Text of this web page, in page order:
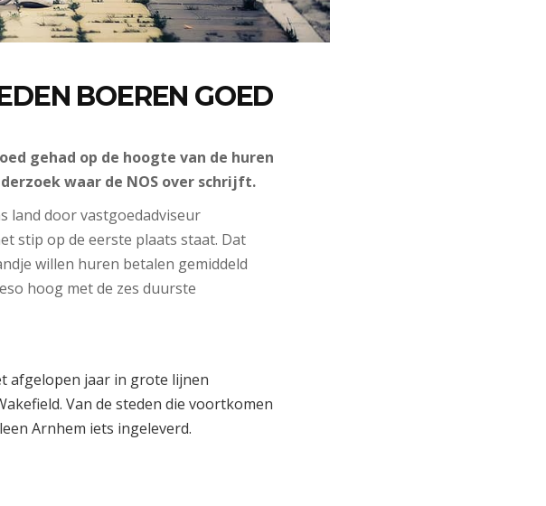
BOEREN GOED
gehad op de hoogte van de huren
waar de NOS over schrijft.
land door vastgoedadviseur
stip op de eerste plaats staat. Dat
willen huren betalen gemiddeld
hoog met de zes duurste
afgelopen jaar in grote lijnen
Van de steden die voortkomen
Arnhem iets ingeleverd.